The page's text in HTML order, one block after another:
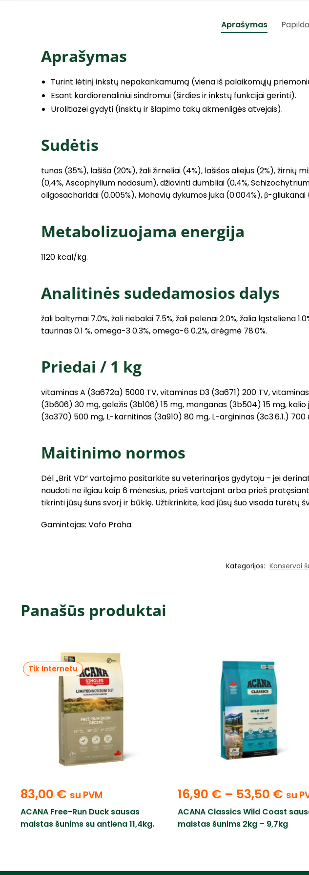
Aprašymas
Aprašymas
Turint lėtinį inkstų nepakankamumą (viena iš palaikomųjų
Esant kardiorenaliniui sindromui (širdies ir inkstų funkcijai gerinti).
Urolitiazei gydyti (insktų ir šlapimo takų akmenligės atvejais).
Sudėtis
tunas (35%), lašiša (20%), žali žirneliai (4%), lašišos aliejus (2%),
(0,4%, Ascophyllum nodosum), džiovinti dumbliai (0,4%,
oligosacharidai (0.005%), Mohavių dykumos juka (0.004%), β-
Metabolizuojama energija
1120 kcal/kg.
Analitinės sudedamosios dalys
žali baltymai 7.0%, žali riebalai 7.5%, žali pelenai 2.0%, žalia ląsteliena
taurinas 0.1 %, omega-3 0.3%, omega-6 0.2%, drėgmė 78.0%.
Priedai / 1 kg
vitaminas A (3a672a) 5000 TV, vitaminas D3 (3a671) 200 TV,
(3b606) 30 mg, geležis (3b106) 15 mg, manganas (3b504) 15 mg,
(3a370) 500 mg, L-karnitinas (3a910) 80 mg, L-argininas (3c3.6.1.)
Maitinimo normos
Dėl „Brit VD“ vartojimo pasitarkite su veterinarijos gydytoju – jei
naudoti ne ilgiau kaip 6 mėnesius, prieš vartojant arba prieš
tikrinti jūsų šuns svorį ir būklę. Užtikrinkite, kad jūsų šuo visada turėtų
Gamintojas: Vafo Praha.
Kategorijos: Konservai
Panašūs produktai
83,00 € su PVM
Tik Internetu
ACANA Free-Run Duck sausas
maistas šunims su antiena 11,4kg.
16,90 € – 53,50 € su
ACANA Classics Wild Coast
maistas šunims 2kg – 9,7kg